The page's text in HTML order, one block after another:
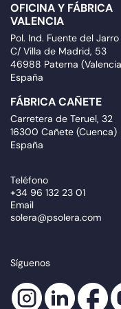
OFICINA Y FÁBRICA
VALENCIA
Pol. Ind. Fuente del Jarro
C/ Villa de Madrid, 53
46988 Paterna
España
FÁBRICA CAÑETE
Carretera de Teruel, 32
16300 Cañete (Cuenca)
España
Teléfono
+34 96 132 23 01
Email
solera@psolera.com
Síguenos